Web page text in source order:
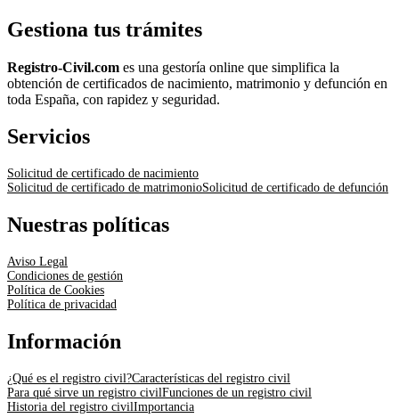
Gestiona tus trámites
Registro-Civil.com es una gestoría online que simplifica la
obtención de certificados de nacimiento, matrimonio y defunción en
toda España, con rapidez y seguridad.
Servicios
Solicitud de certificado de nacimiento
Solicitud de certificado de matrimonioSolicitud de certificado de defunción
Nuestras políticas
Aviso Legal
Condiciones de gestión
Política de Cookies
Política de privacidad
Información
¿Qué es el registro civil?Características del registro civil
Para qué sirve un registro civilFunciones de un registro civil
Historia del registro civilImportancia